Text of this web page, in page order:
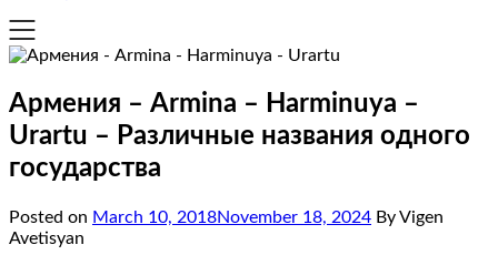
Армения – Armina – Harminuya –
Urartu – Различные названия одного
государства
Posted on March 10, 2018November 18, 2024 By Vigen
Avetisyan